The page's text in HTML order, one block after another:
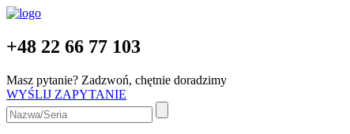
+48 22 66 77 103
Masz pytanie? Zadzwoń, chętnie doradzimy
WYŚLIJ ZAPYTANIE